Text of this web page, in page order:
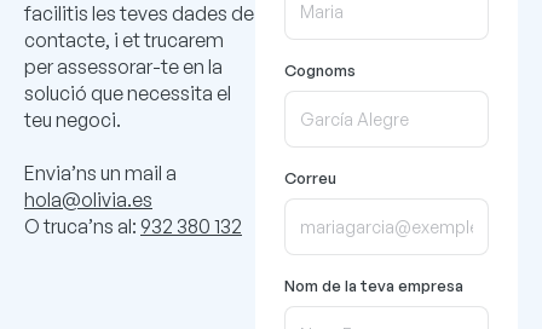
facilitis les teves dades de
contacte, i et trucarem
per assessorar-te en la
solució que necessita el
teu negoci.
Envia’ns un mail a
hola@olivia.es
O truca’ns al: 932 380 132
Cognoms
Correu
Nom de la teva empresa